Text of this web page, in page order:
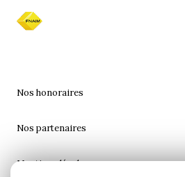
Nos honoraires
Nos partenaires
Mentions légales